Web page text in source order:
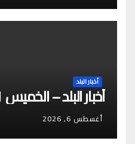
أخبار البلد
أخبار البلد – الخميس ٦ أغسطس ٢٠٢٦م
أغسطس 6, 2026